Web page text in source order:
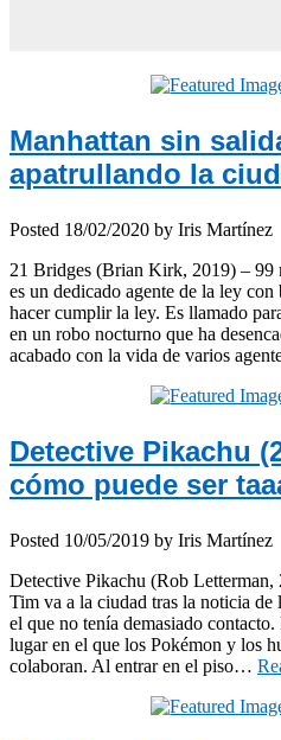
Manhattan sin
apatrullando la
Posted 18/02/2020 by Iris Martínez
21 Bridges (Brian Kirk, 2019) –
es un dedicado agente de la ley
hacer cumplir la ley. Es llamado
en un robo nocturno que ha
acabado con la vida de varios
Detective Pikachu
cómo puede ser
Posted 10/05/2019 by Iris Martínez
Detective Pikachu (Rob
Tim va a la ciudad tras la noticia de
el que no tenía demasiado
lugar en el que los Pokémon y los
colaboran. Al entrar en el piso…